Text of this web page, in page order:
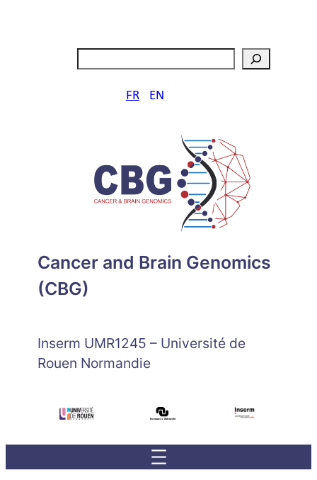
FR EN
Cancer and Brain Genomics
(CBG)
Inserm UMR1245 – Université de
Rouen Normandie